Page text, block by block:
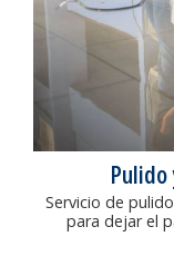
Servicio de
para dejar el